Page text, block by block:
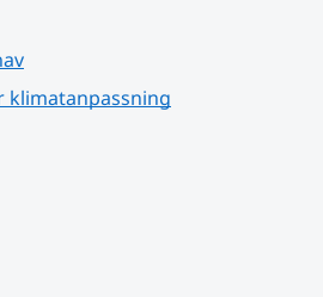
klimatanpassning